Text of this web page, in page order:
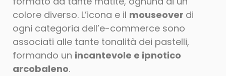
colore diverso. L’icona e il mouseover di
ogni categoria dell’e-commerce sono
associati alle tante tonalità dei pastelli,
formando un incantevole e ipnotico
arcobaleno.